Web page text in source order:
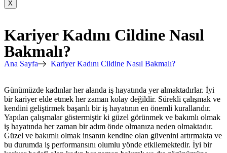
X
Kariyer Kadını Cildine Nasıl
Bakmalı?
Ana Sayfa Kariyer Kadını Cildine Nasıl Bakmalı?
Günümüzde kadınlar her alanda iş hayatında yer almaktadırlar. İyi
bir kariyer elde etmek her zaman kolay değildir. Sürekli çalışmak ve
kendini geliştirmek başarılı bir iş hayatının en önemli kurallarıdır.
Yapılan çalışmalar göstermiştir ki güzel görünmek ve bakımlı olmak
iş hayatında her zaman bir adım önde olmanıza neden olmaktadır.
Güzel ve bakımlı olmak insanın kendine olan güvenini artırmakta ve
bu durumda iş performansını olumlu yönde etkilemektedir. İyi bir